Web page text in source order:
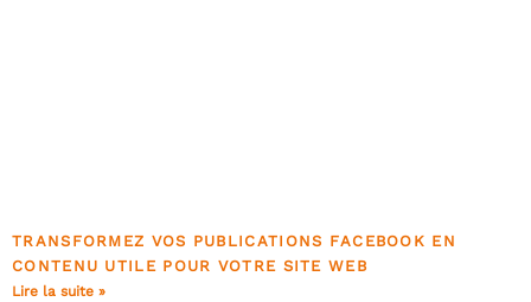
TRANSFORMEZ VOS PUBLICATIONS FACEBOOK EN
CONTENU UTILE POUR VOTRE SITE WEB
Lire la suite »